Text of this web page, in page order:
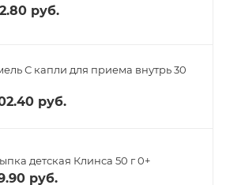
руб.
С капли для приема внутрь 30
руб.
детская Клинса 50 г 0+
руб.